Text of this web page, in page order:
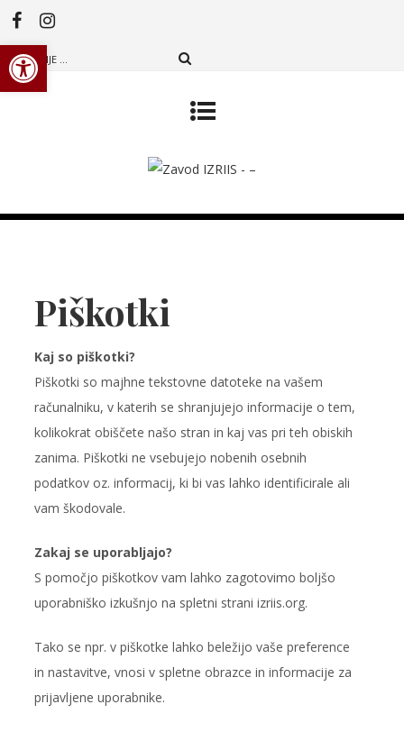
Open toolbar
Piškotki
Kaj so piškotki?
Piškotki so majhne tekstovne datoteke na vašem
računalniku, v katerih se shranjujejo informacije o tem,
kolikokrat obiščete našo stran in kaj vas pri teh obiskih
zanima. Piškotki ne vsebujejo nobenih osebnih
podatkov oz. informacij, ki bi vas lahko identificirale ali
vam škodovale.
Zakaj se uporabljajo?
S pomočjo piškotkov vam lahko zagotovimo boljšo
uporabniško izkušnjo na spletni strani izriis.org.
Tako se npr. v piškotke lahko beležijo vaše preference
in nastavitve, vnosi v spletne obrazce in informacije za
prijavljene uporabnike.